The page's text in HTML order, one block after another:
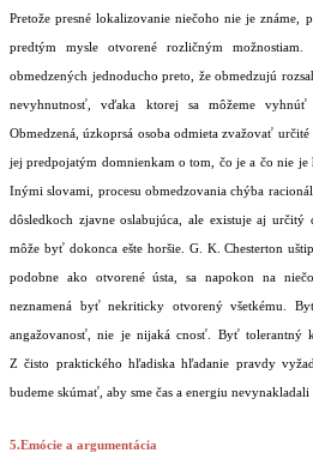
Pretože presné lokalizovanie niečoho nie je známe,
predtým mysle otvorené rozličným
obmedzených jednoducho preto, že obmedzujú
nevyhnutnosť, vďaka ktorej sa môžeme vyhnúť
Obmedzená, úzkoprsá osoba odmieta zvažovať
jej predpojatým domnienkam o tom, čo je a čo nie je
Inými slovami, procesu obmedzovania chýba
dôsledkoch zjavne oslabujúca, ale existuje aj
môže byť dokonca ešte horšie. G. K. Chesterton
podobne ako otvorené ústa, sa napokon na
neznamená byť nekriticky otvorený všetkému.
angažovanosť, nie je nijaká cnosť. Byť tolerantný
Z čisto praktického hľadiska hľadanie pravdy
budeme skúmať, aby sme čas a energiu nevynakladali
5.Emócie a argumentácia